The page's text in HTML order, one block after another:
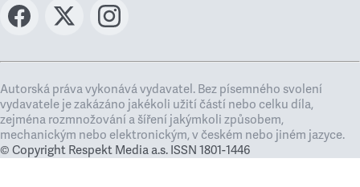
Autorská práva vykonává vydavatel. Bez písemného svolení
vydavatele je zakázáno jakékoli užití částí nebo celku díla,
zejména rozmnožování a šíření jakýmkoli způsobem,
mechanickým nebo elektronickým, v českém nebo jiném jazyce.
© Copyright Respekt Media a.s. ISSN 1801-1446